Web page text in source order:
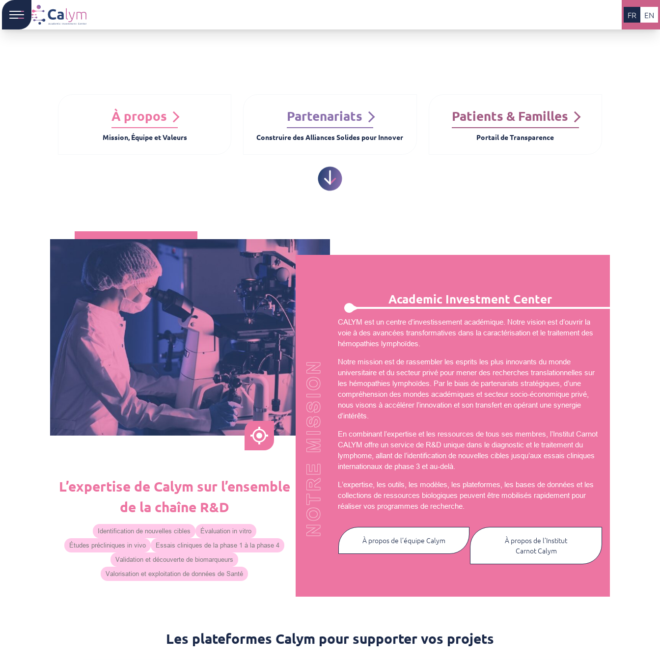
FR EN
À propos
Mission, Équipe et Valeurs
Partenariats
Construire des Alliances Solides pour Innover
Patients & Familles
Portail de Transparence
L’expertise de Calym sur l’ensemble
de la chaîne R&D
Identification de nouvelles cibles
Évaluation in vitro
Études précliniques in vivo
Essais cliniques de la phase 1 à la phase 4
Validation et découverte de biomarqueurs
Valorisation et exploitation de données de Santé
NOTRE MISSION
Academic Investment Center
CALYM est un centre d’investissement académique. Notre vision est d’ouvrir la
voie à des avancées transformatives dans la caractérisation et le traitement des
hémopathies lymphoïdes.
Notre mission est de rassembler les esprits les plus innovants du monde
universitaire et du secteur privé pour mener des recherches translationnelles sur
les hémopathies lymphoïdes. Par le biais de partenariats stratégiques, d’une
compréhension des mondes académiques et secteur socio-économique privé,
nous visons à accélérer l’innovation et son transfert en opérant une synergie
d’intérêts.
En combinant l’expertise et les ressources de tous ses membres, l’Institut Carnot
CALYM offre un service de R&D unique dans le diagnostic et le traitement du
lymphome, allant de l’identification de nouvelles cibles jusqu’aux essais cliniques
internationaux de phase 3 et au-delà.
L’expertise, les outils, les modèles, les plateformes, les bases de données et les
collections de ressources biologiques peuvent être mobilisés rapidement pour
réaliser vos programmes de recherche.
À propos de l’équipe Calym
À propos de l’Institut
Carnot Calym
Les plateformes Calym pour supporter vos projets